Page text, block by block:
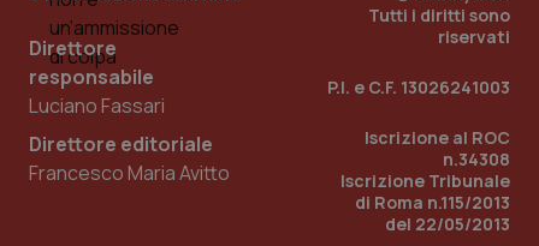
Direttore
responsabile
Luciano Fassari
Direttore editoriale
Francesco Maria Avitto
Tutti i diritti sono
riservati
P.I. e C.F. 13026241003
Iscrizione al ROC
n.34308
Iscrizione Tribunale
di Roma n.115/2013
del 22/05/2013
_ga_KM60CM4NPH
1
mese